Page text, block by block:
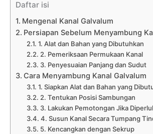
Daftar isi
Mengenal Kanal Galvalum
Persiapan Sebelum Menyambung
1. Alat dan Bahan yang Dibutuhkan
2. Pemeriksaan Permukaan Kanal
3. Penyesuaian Panjang dan Sudut
Cara Menyambung Kanal Galvalum
1. Siapkan Alat dan Bahan yang
2. Tentukan Posisi Sambungan
3. Lakukan Pemotongan Jika
4. Susun Kanal Secara Tumpang
5. Kencangkan dengan Sekrup